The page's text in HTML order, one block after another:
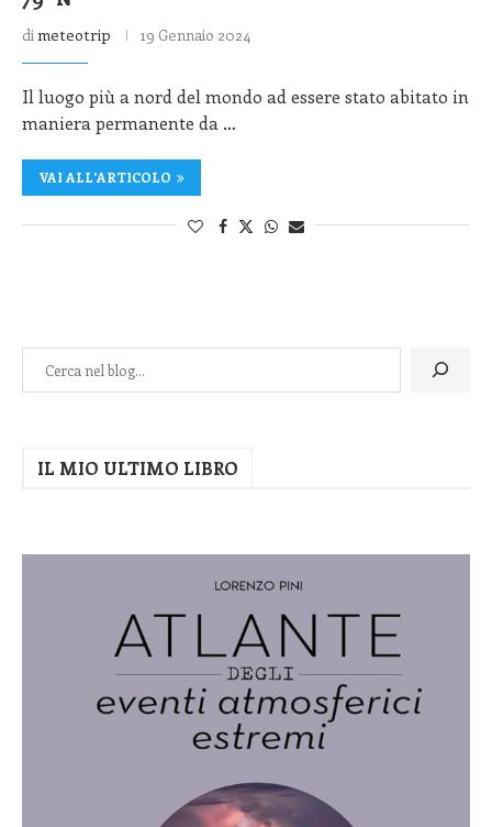
dimeteotrip 19 Gennaio 2024
Il luogo più a nord del mondo ad essere stato abitato in
maniera permanente da …
VAI ALL'ARTICOLO
IL MIO ULTIMO LIBRO